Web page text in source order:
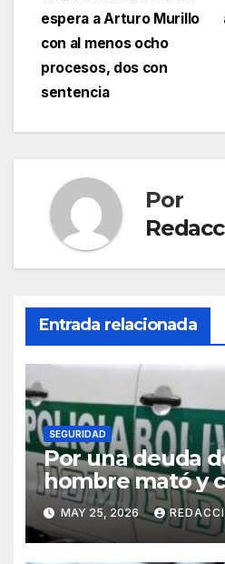
de
entradas
espera a Arturo Murillo
con al menos ocho
procesos, dos con
sentencia
Por
Entrada relacionada
SEGURIDAD
Por una deuda
hombre mató y
víctima en la
Paz
MAY 25, 2026